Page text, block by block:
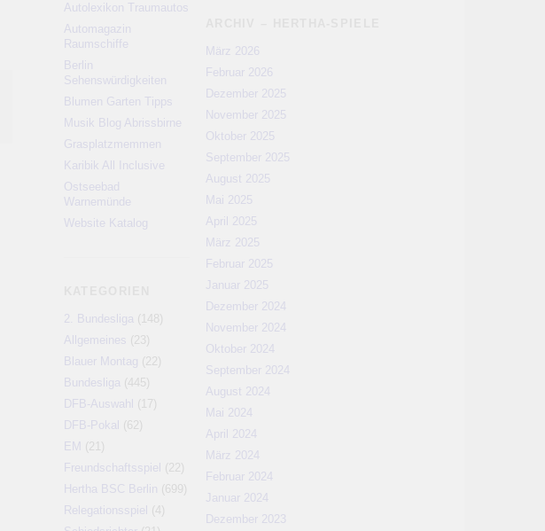
Autolexikon Traumautos
Automagazin
Raumschiffe
Berlin
Sehenswürdigkeiten
Blumen Garten Tipps
Musik Blog Abrissbirne
Grasplatzmemmen
Karibik All Inclusive
Ostseebad
Warnemünde
Website Katalog
2. Bundesliga (148)
Allgemeines (23)
Blauer Montag (22)
Bundesliga (445)
DFB-Auswahl
(17)
DFB-Pokal (62)
EM
(21)
Freundschaftsspiel
(22)
Hertha BSC Berlin
(699)
Relegationsspiel
(4)
März 2026
Februar 2026
Dezember 2025
November 2025
Oktober 2025
September 2025
August 2025
Mai 2025
April 2025
März 2025
Februar 2025
Januar 2025
Dezember 2024
November 2024
Oktober 2024
September 2024
August 2024
Mai 2024
April 2024
März 2024
Februar 2024
Januar 2024
Dezember 2023